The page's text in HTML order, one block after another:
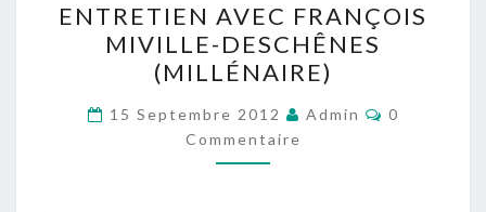
AVEC
FRANÇOIS
MIVILLE-
DESCHÊNES
(MILLÉNAIRE)
ENTRETIEN AVEC FRANÇOIS
MIVILLE-DESCHÊNES
(MILLÉNAIRE)
15 Septembre 2012 Admin
0
Commentaire